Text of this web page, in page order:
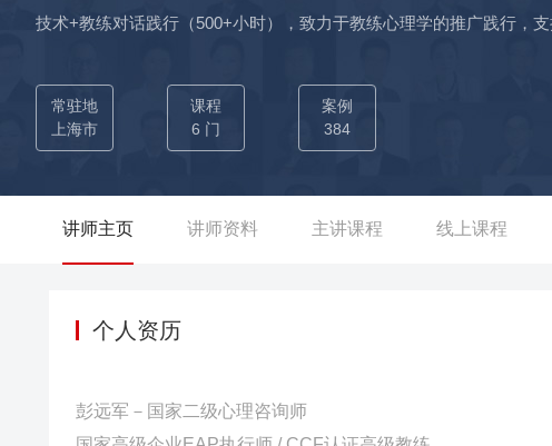
技术+教练对话践行（500+小时），致力于教练心理学的推广践行，
认证种子师资； 【打破墨守成规辅导，心理学体验式提倡者】曾连续
（促动技术）的思维来做培训，让学员直面业务拓展的心魔，挑战心
展创造近1000万级的业绩。
常驻地
上海市
课程
6 门
案例
384
讲师主页 讲师资料 主讲课程 线上课程
个人资历
彭远军－国家二级心理咨询师